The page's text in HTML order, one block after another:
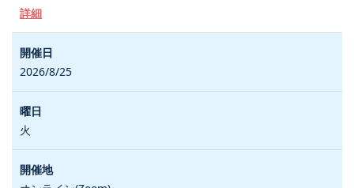
詳細
2026/8/25
火